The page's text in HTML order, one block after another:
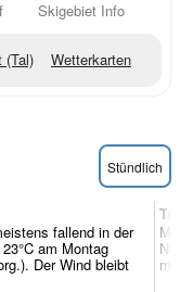
Skigebiet Info
(Tal) Wetterkarten
Stündlich
fallend in der
am Montag
Der Wind bleibt